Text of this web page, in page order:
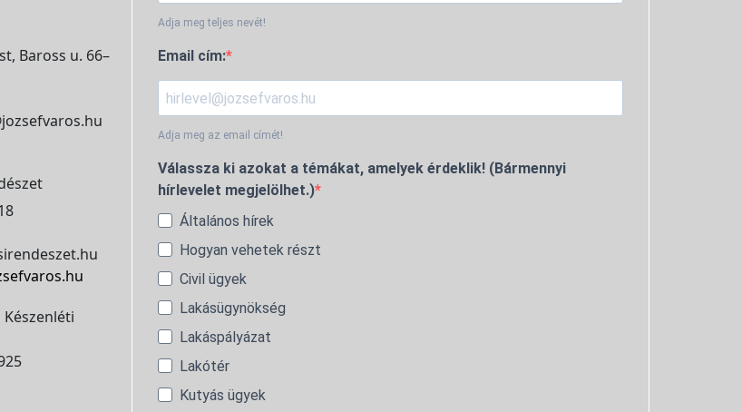
Baross u. 66–
Adja meg teljes nevét!
Email cím:
Adja meg az email címét!
Válassza ki azokat a témákat, amelyek érdeklik! (Bármennyi
hírlevelet megjelölhet.)
Általános hírek
Hogyan vehetek részt
Civil ügyek
Lakásügynökség
Lakáspályázat
Lakótér
Kutyás ügyek